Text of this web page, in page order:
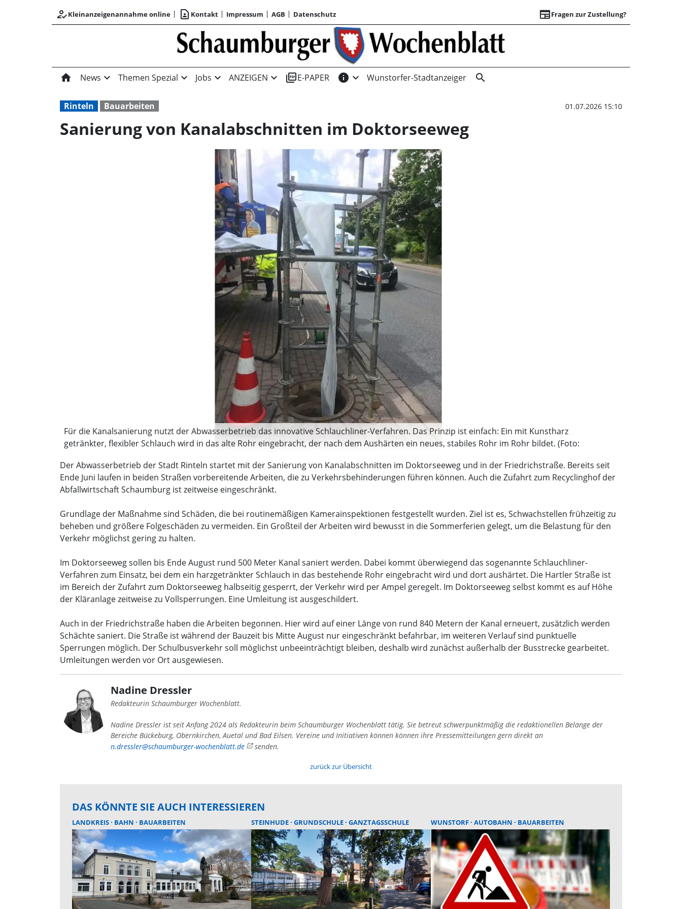
how_to_regKleinanzeigenannahme online contact_page Kontakt Impressum AGB Datenschutz newspaperFragen zur Zustellung?
Sanierung von
home News expand_more Themen Spezial expand_more Jobs expand_more ANZEIGEN expand_more picture_as_pdfE-PAPER info expand_more Wunstorfer-Stadtanzeiger search
Rinteln Bauarbeiten 01.07.2026 15:10
Sanierung von Kanalabschnitten im Doktorseeweg
Für die Kanalsanierung nutzt der Abwasserbetrieb das innovative Schlauchliner-Verfahren. Das Prinzip ist einfach: Ein mit Kunstharz
getränkter, flexibler Schlauch wird in das alte Rohr eingebracht, der nach dem Aushärten ein neues, stabiles Rohr im Rohr bildet. (Foto:
Der Abwasserbetrieb der Stadt Rinteln startet mit der Sanierung von Kanalabschnitten im Doktorseeweg und in der Friedrichstraße. Bereits seit
Ende Juni laufen in beiden Straßen vorbereitende Arbeiten, die zu Verkehrsbehinderungen führen können. Auch die Zufahrt zum Recyclinghof der
Abfallwirtschaft Schaumburg ist zeitweise eingeschränkt.
Grundlage der Maßnahme sind Schäden, die bei routinemäßigen Kamerainspektionen festgestellt wurden. Ziel ist es, Schwachstellen frühzeitig zu
beheben und größere Folgeschäden zu vermeiden. Ein Großteil der Arbeiten wird bewusst in die Sommerferien gelegt, um die Belastung für den
Verkehr möglichst gering zu halten.
Im Doktorseeweg sollen bis Ende August rund 500 Meter Kanal saniert werden. Dabei kommt überwiegend das sogenannte Schlauchliner-
Verfahren zum Einsatz, bei dem ein harzgetränkter Schlauch in das bestehende Rohr eingebracht wird und dort aushärtet. Die Hartler Straße ist
im Bereich der Zufahrt zum Doktorseeweg halbseitig gesperrt, der Verkehr wird per Ampel geregelt. Im Doktorseeweg selbst kommt es auf Höhe
der Kläranlage zeitweise zu Vollsperrungen. Eine Umleitung ist ausgeschildert.
Auch in der Friedrichstraße haben die Arbeiten begonnen. Hier wird auf einer Länge von rund 840 Metern der Kanal erneuert, zusätzlich werden
Schächte saniert. Die Straße ist während der Bauzeit bis Mitte August nur eingeschränkt befahrbar, im weiteren Verlauf sind punktuelle
Sperrungen möglich. Der Schulbusverkehr soll möglichst unbeeinträchtigt bleiben, deshalb wird zunächst außerhalb der Busstrecke gearbeitet.
Umleitungen werden vor Ort ausgewiesen.
Nadine Dressler
Redakteurin Schaumburger Wochenblatt.
Nadine Dressler ist seit Anfang 2024 als Redakteurin beim Schaumburger Wochenblatt tätig. Sie betreut schwerpunktmäßig die redaktionellen Belange der
Bereiche Bückeburg, Obernkirchen, Auetal und Bad Eilsen. Vereine und Initiativen können können ihre Pressemitteilungen gern direkt an
n.dressler@schaumburger-wochenblatt.de
senden.
zurück zur Übersicht
DAS KÖNNTE SIE AUCH INTERESSIEREN
LANDKREIS BAHN BAUARBEITEN STEINHUDE GRUNDSCHULE GANZTAGSSCHULE WUNSTORF AUTOBAHN BAUARBEITEN